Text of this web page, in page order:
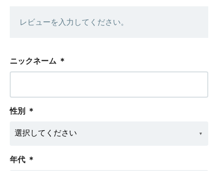
レビューを入力してください。
ニックネーム ＊
性別 ＊
年代 ＊